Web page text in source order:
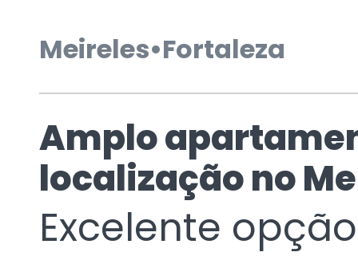
Meireles•Fortaleza
Amplo
localização no
Excelente